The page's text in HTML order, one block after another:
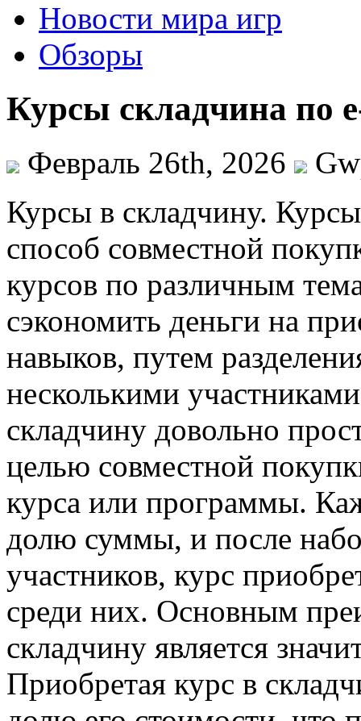
Новости мира игр
Обзоры
Курсы складчина по
Февраль 26th, 2026
Курсы в склaдчину.
способ совместной
курсов по различным
сэкономить деньги на
навыков, путем
несколькими
складчину довольно
целью совместной
курса или программы.
долю суммы, и после
участников, курс
среди них. Основным
складчину является
Приобретая курс в